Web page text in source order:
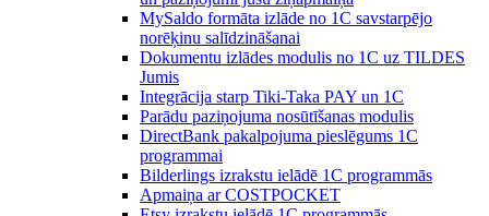
MySaldo formāta izlāde no 1C savstarpējo
norēķinu salīdzināšanai
Dokumentu izlādes modulis no 1C uz TILDES
Jumis
Integrācija starp Tiki-Taka PAY un 1C
Parādu paziņojuma nosūtīšanas modulis
DirectBank pakalpojuma pieslēgums 1C
programmai
Bilderlings izrakstu ielādē 1C programmās
Apmaiņa ar COSTPOCKET